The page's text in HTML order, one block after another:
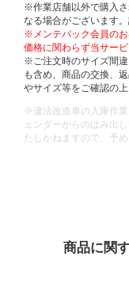
※作業店舗以外で購入
なる場合がございます
※メンテパック会員の
価格に関わらず当サー
※ご注文時のサイズ間
も含め、商品の交換、
やサイズ等をご確認の
※違法改造車の入庫作
ェンダーからのはみ出
たしかねますので、予め
商品に関